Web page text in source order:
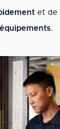
et de
.